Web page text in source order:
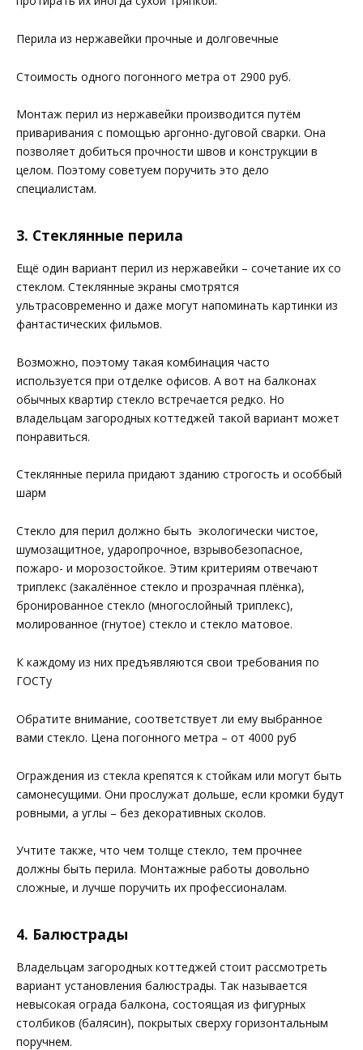
Перила из нержавейки прочные и долговечные
Стоимость одного погонного метра от 2900 руб.
Монтаж перил из нержавейки производится путём
приваривания с помощью аргонно-дуговой сварки. Она
позволяет добиться прочности швов и конструкции в
целом. Поэтому советуем поручить это дело
специалистам.
3. Стеклянные перила
Ещё один вариант перил из нержавейки – сочетание их со
стеклом. Стеклянные экраны смотрятся
ультрасовременно и даже могут напоминать картинки из
фантастических фильмов.
Возможно, поэтому такая комбинация часто
используется при отделке офисов. А вот на балконах
обычных квартир стекло встречается редко. Но
владельцам загородных коттеджей такой вариант может
понравиться.
Стеклянные перила придают зданию строгость и особбый
шарм
Стекло для перил должно быть экологически чистое,
шумозащитное, ударопрочное, взрывобезопасное,
пожаро- и морозостойкое. Этим критериям отвечают
триплекс (закалённое стекло и прозрачная плёнка),
бронированное стекло (многослойный триплекс),
молированное (гнутое) стекло и стекло матовое.
К каждому из них предъявляются свои требования по
ГОСТу
Обратите внимание, соответствует ли ему выбранное
вами стекло. Цена погонного метра – от 4000 руб
Ограждения из стекла крепятся к стойкам или могут быть
самонесущими. Они прослужат дольше, если кромки будут
ровными, а углы – без декоративных сколов.
Учтите также, что чем толще стекло, тем прочнее
должны быть перила. Монтажные работы довольно
сложные, и лучше поручить их профессионалам.
4. Балюстрады
Владельцам загородных коттеджей стоит рассмотреть
вариант установления балюстрады. Так называется
невысокая ограда балкона, состоящая из фигурных
столбиков (балясин), покрытых сверху горизонтальным
поручнем.